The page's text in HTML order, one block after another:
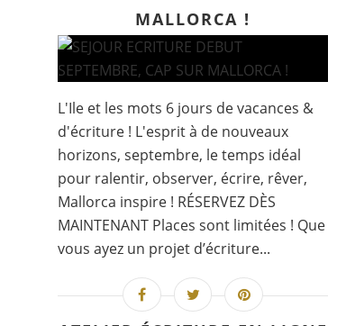
MALLORCA !
L'Ile et les mots 6 jours de vacances &
d'écriture ! L'esprit à de nouveaux
horizons, septembre, le temps idéal
pour ralentir, observer, écrire, rêver,
Mallorca inspire ! RÉSERVEZ DÈS
MAINTENANT Places sont limitées ! Que
vous ayez un projet d’écriture...